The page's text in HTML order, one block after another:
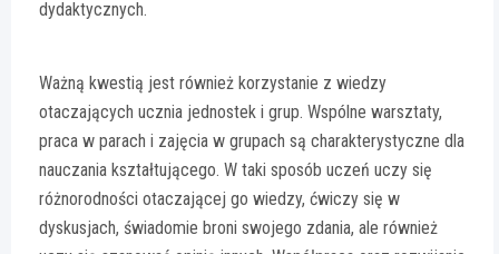
dydaktycznych.
Ważną kwestią jest również korzystanie z wiedzy
otaczających ucznia jednostek i grup. Wspólne warsztaty,
praca w parach i zajęcia w grupach są charakterystyczne dla
nauczania kształtującego. W taki sposób uczeń uczy się
różnorodności otaczającej go wiedzy, ćwiczy się w
dyskusjach, świadomie broni swojego zdania, ale również